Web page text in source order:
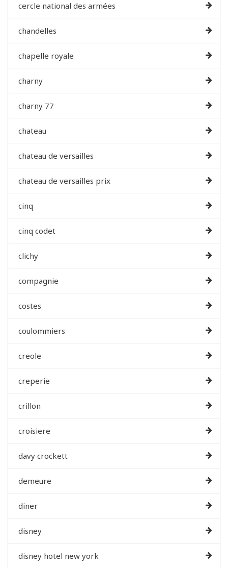
cercle national des armées
chandelles
chapelle royale
charny
charny 77
chateau
chateau de versailles
chateau de versailles prix
cinq
cinq codet
clichy
compagnie
costes
coulommiers
creole
creperie
crillon
croisiere
davy crockett
demeure
diner
disney
disney hotel new york